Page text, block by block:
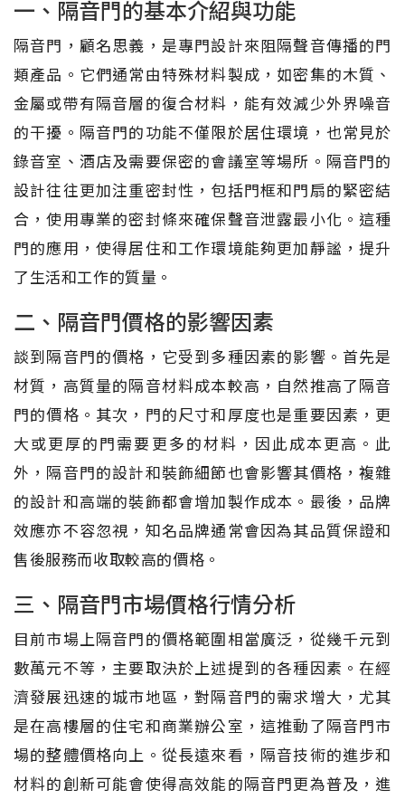
一、隔音門的基本介紹與功能
隔音門，顧名思義，是專門設計來阻隔聲音傳播的門
類產品。它們通常由特殊材料製成，如密集的木質、
金屬或帶有隔音層的復合材料，能有效減少外界噪音
的干擾。隔音門的功能不僅限於居住環境，也常見於
錄音室、酒店及需要保密的會議室等場所。隔音門的
設計往往更加注重密封性，包括門框和門扇的緊密結
合，使用專業的密封條來確保聲音泄露最小化。這種
門的應用，使得居住和工作環境能夠更加靜謐，提升
了生活和工作的質量。
二、隔音門價格的影響因素
談到隔音門的價格，它受到多種因素的影響。首先是
材質，高質量的隔音材料成本較高，自然推高了隔音
門的價格。其次，門的尺寸和厚度也是重要因素，更
大或更厚的門需要更多的材料，因此成本更高。此
外，隔音門的設計和裝飾細節也會影響其價格，複雜
的設計和高端的裝飾都會增加製作成本。最後，品牌
效應亦不容忽視，知名品牌通常會因為其品質保證和
售後服務而收取較高的價格。
三、隔音門市場價格行情分析
目前市場上隔音門的價格範圍相當廣泛，從幾千元到
數萬元不等，主要取決於上述提到的各種因素。在經
濟發展迅速的城市地區，對隔音門的需求增大，尤其
是在高樓層的住宅和商業辦公室，這推動了隔音門市
場的整體價格向上。從長遠來看，隔音技術的進步和
材料的創新可能會使得高效能的隔音門更為普及，進